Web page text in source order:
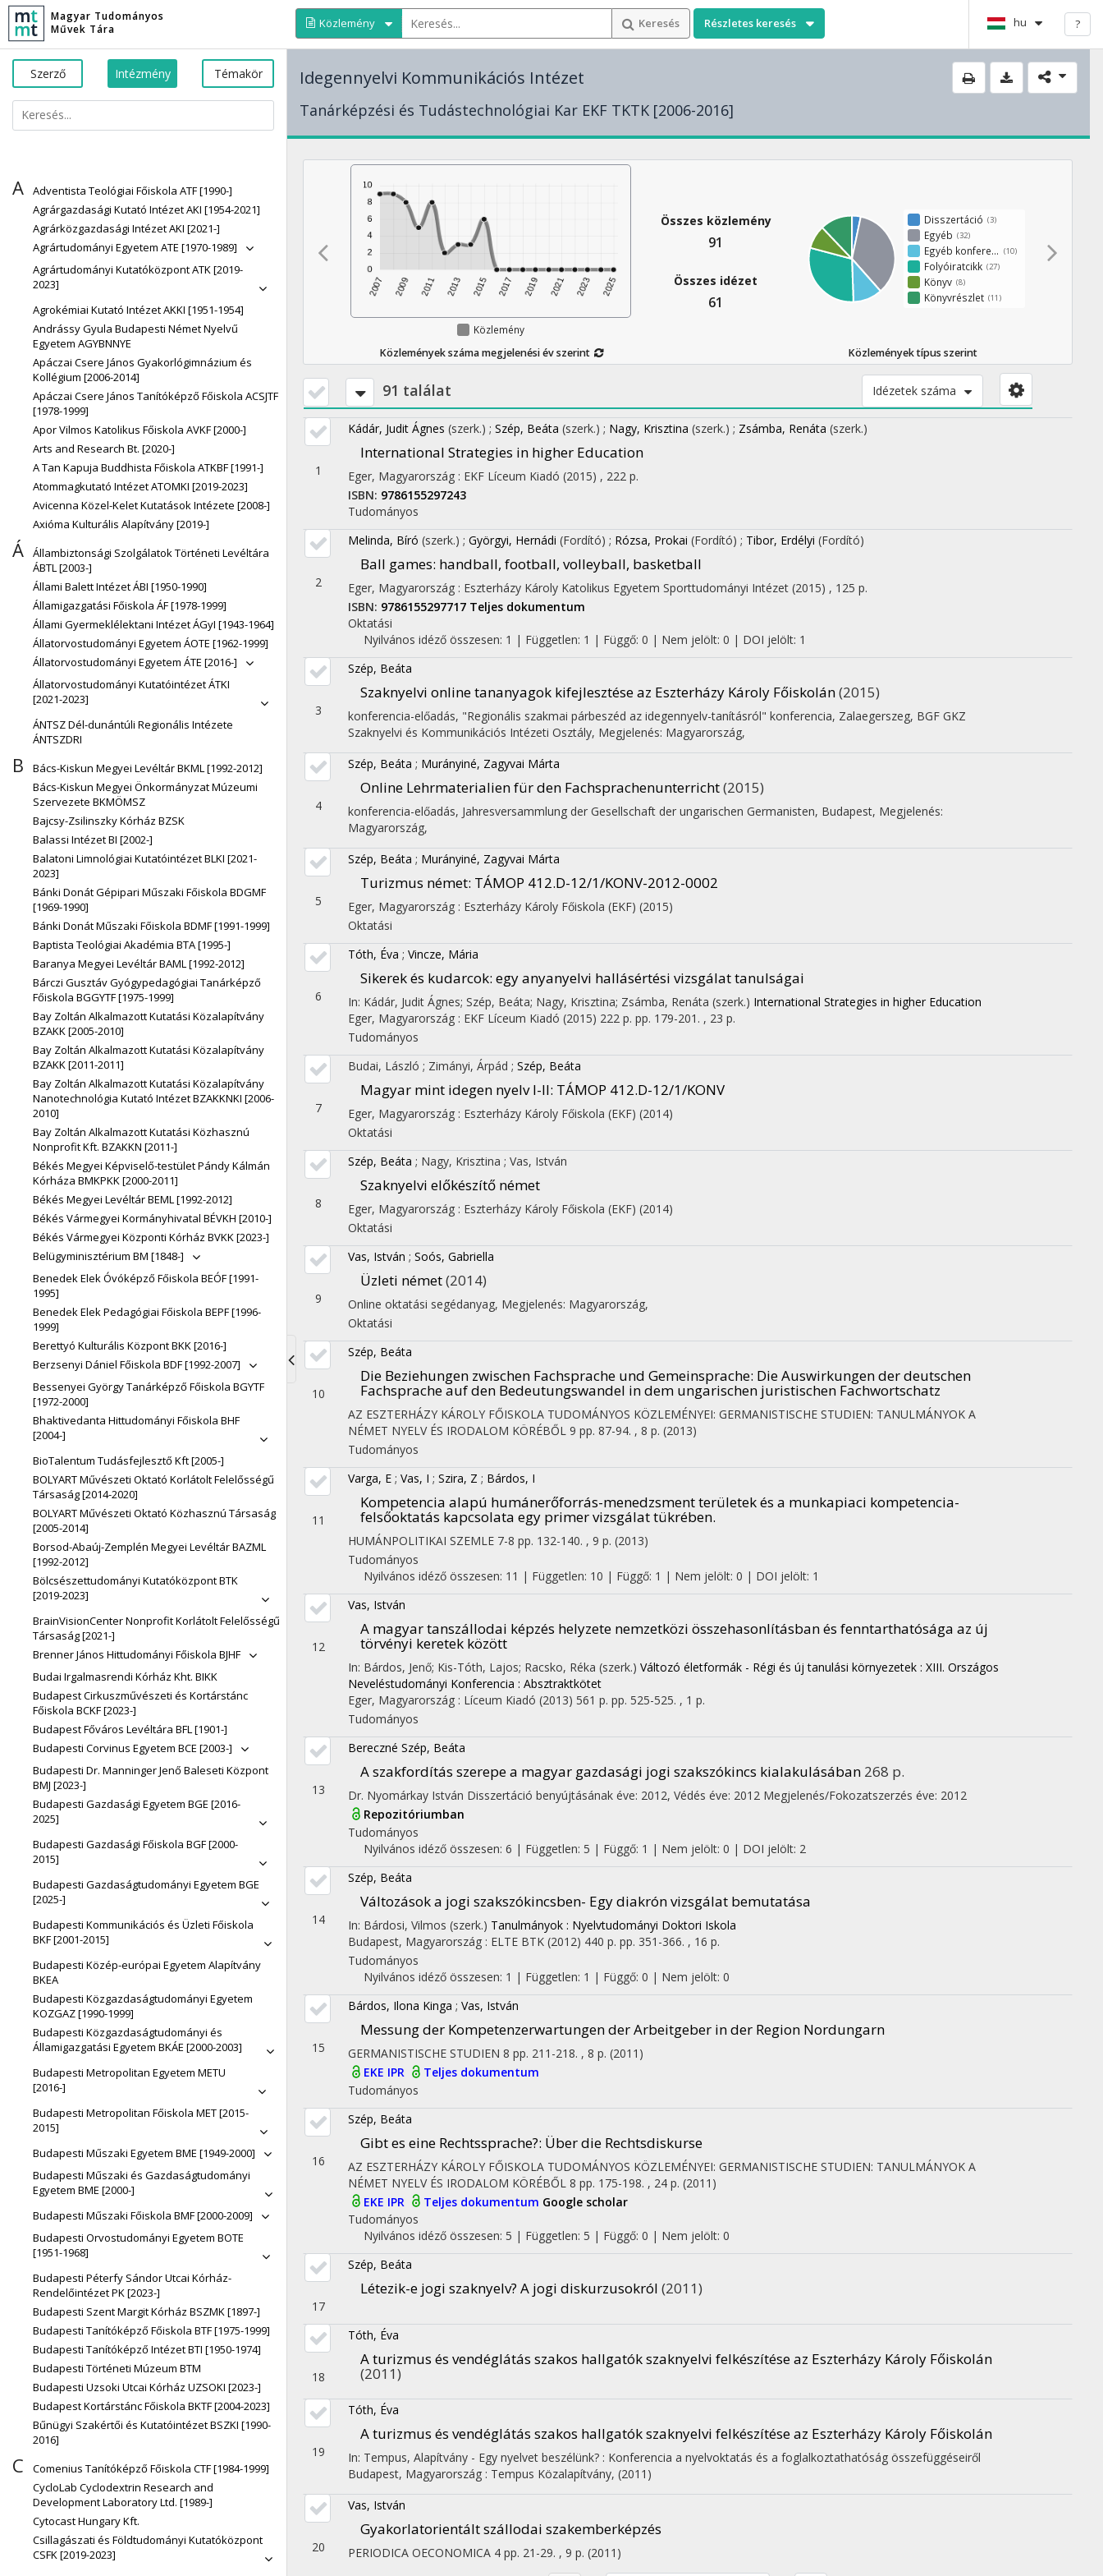
Toggle
navigation
Magyar Tudományos
Művek Tára
Közlemény Keresés Részletes keresés hu ?
Szerző Intézmény Témakör
A
Adventista Teológiai Főiskola ATF [1990-]
Agrárgazdasági Kutató Intézet AKI [1954-2021]
Agrárközgazdasági Intézet AKI [2021-]
Agrártudományi Egyetem ATE [1970-1989]
Agrártudományi Kutatóközpont ATK [2019-
2023]
Agrokémiai Kutató Intézet AKKI [1951-1954]
Andrássy Gyula Budapesti Német Nyelvű
Egyetem AGYBNNYE
Apáczai Csere János Gyakorlógimnázium és
Kollégium [2006-2014]
Apáczai Csere János Tanítóképző Főiskola ACSJTF
[1978-1999]
Apor Vilmos Katolikus Főiskola AVKF [2000-]
Arts and Research Bt. [2020-]
A Tan Kapuja Buddhista Főiskola ATKBF [1991-]
Atommagkutató Intézet ATOMKI [2019-2023]
Avicenna Közel-Kelet Kutatások Intézete [2008-]
Axióma Kulturális Alapítvány [2019-]
Á
Állambiztonsági Szolgálatok Történeti Levéltára
ÁBTL [2003-]
Állami Balett Intézet ÁBI [1950-1990]
Államigazgatási Főiskola ÁF [1978-1999]
Állami Gyermeklélektani Intézet ÁGyI [1943-1964]
Állatorvostudományi Egyetem ÁOTE [1962-1999]
Állatorvostudományi Egyetem ÁTE [2016-]
Állatorvostudományi Kutatóintézet ÁTKI
[2021-2023]
ÁNTSZ Dél-dunántúli Regionális Intézete
ÁNTSZDRI
B
Bács-Kiskun Megyei Levéltár BKML [1992-2012]
Bács-Kiskun Megyei Önkormányzat Múzeumi
Szervezete BKMÖMSZ
Bajcsy-Zsilinszky Kórház BZSK
Balassi Intézet BI [2002-]
Balatoni Limnológiai Kutatóintézet BLKI [2021-
2023]
Bánki Donát Gépipari Műszaki Főiskola BDGMF
[1969-1990]
Bánki Donát Műszaki Főiskola BDMF [1991-1999]
Baptista Teológiai Akadémia BTA [1995-]
Baranya Megyei Levéltár BAML [1992-2012]
Bárczi Gusztáv Gyógypedagógiai Tanárképző
Főiskola BGGYTF [1975-1999]
Bay Zoltán Alkalmazott Kutatási Közalapítvány
BZAKK [2005-2010]
Bay Zoltán Alkalmazott Kutatási Közalapítvány
BZAKK [2011-2011]
Bay Zoltán Alkalmazott Kutatási Közalapítvány
Nanotechnológia Kutató Intézet BZAKKNKI [2006-
2010]
Bay Zoltán Alkalmazott Kutatási Közhasznú
Nonprofit Kft. BZAKKN [2011-]
Békés Megyei Képviselő-testület Pándy Kálmán
Kórháza BMKPKK [2000-2011]
Békés Megyei Levéltár BEML [1992-2012]
Békés Vármegyei Kormányhivatal BÉVKH [2010-]
Békés Vármegyei Központi Kórház BVKK [2023-]
Belügyminisztérium BM [1848-]
Benedek Elek Óvóképző Főiskola BEÓF [1991-
1995]
Benedek Elek Pedagógiai Főiskola BEPF [1996-
1999]
Berettyó Kulturális Központ BKK [2016-]
Berzsenyi Dániel Főiskola BDF [1992-2007]
Bessenyei György Tanárképző Főiskola BGYTF
[1972-2000]
Bhaktivedanta Hittudományi Főiskola BHF
[2004-]
BioTalentum Tudásfejlesztő Kft [2005-]
BOLYART Művészeti Oktató Korlátolt Felelősségű
Társaság [2014-2020]
BOLYART Művészeti Oktató Közhasznú Társaság
[2005-2014]
Borsod-Abaúj-Zemplén Megyei Levéltár BAZML
[1992-2012]
Bölcsészettudományi Kutatóközpont BTK
[2019-2023]
BrainVisionCenter Nonprofit Korlátolt Felelősségű
Társaság [2021-]
Brenner János Hittudományi Főiskola BJHF
Budai Irgalmasrendi Kórház Kht. BIKK
Budapest Cirkuszművészeti és Kortárstánc
Főiskola BCKF [2023-]
Budapest Főváros Levéltára BFL [1901-]
Budapesti Corvinus Egyetem BCE [2003-]
Budapesti Dr. Manninger Jenő Baleseti Központ
BMJ [2023-]
Budapesti Gazdasági Egyetem BGE [2016-
2025]
Budapesti Gazdasági Főiskola BGF [2000-
2015]
Budapesti Gazdaságtudományi Egyetem BGE
[2025-]
Budapesti Kommunikációs és Üzleti Főiskola
BKF [2001-2015]
Budapesti Közép-európai Egyetem Alapítvány
BKEA
Budapesti Közgazdaságtudományi Egyetem
KOZGAZ [1990-1999]
Budapesti Közgazdaságtudományi és
Államigazgatási Egyetem BKÁE [2000-2003]
Budapesti Metropolitan Egyetem METU
[2016-]
Budapesti Metropolitan Főiskola MET [2015-
2015]
Budapesti Műszaki Egyetem BME [1949-2000]
Budapesti Műszaki és Gazdaságtudományi
Egyetem BME [2000-]
Budapesti Műszaki Főiskola BMF [2000-2009]
Budapesti Orvostudományi Egyetem BOTE
[1951-1968]
Budapesti Péterfy Sándor Utcai Kórház-
Rendelőintézet PK [2023-]
Budapesti Szent Margit Kórház BSZMK [1897-]
Budapesti Tanítóképző Főiskola BTF [1975-1999]
Budapesti Tanítóképző Intézet BTI [1950-1974]
Budapesti Történeti Múzeum BTM
Budapesti Uzsoki Utcai Kórház UZSOKI [2023-]
Budapest Kortárstánc Főiskola BKTF [2004-2023]
Bűnügyi Szakértői és Kutatóintézet BSZKI [1990-
2016]
C
Comenius Tanítóképző Főiskola CTF [1984-1999]
CycloLab Cyclodextrin Research and
Development Laboratory Ltd. [1989-]
Cytocast Hungary Kft.
Csillagászati és Földtudományi Kutatóközpont
CSFK [2019-2023]
Idegennyelvi Kommunikációs Intézet
Tanárképzési és Tudástechnológiai Kar EKF TKTK [2006-2016]
Közlemény
Közlemények száma megjelenési év szerint
Összes közlemény
91
Összes idézet
61
Disszertáció (3)
Egyéb (32)
Egyéb konferenciaközlemény (10)
Folyóiratcikk (27)
Könyv (8)
Könyvrészlet (11)
Közlemények típus szerint
91 találat Idézetek száma
1
Kádár, Judit Ágnes (szerk.) ; Szép, Beáta (szerk.) ; Nagy, Krisztina (szerk.) ; Zsámba, Renáta (szerk.)
International Strategies in higher Education
Eger, Magyarország : EKF Líceum Kiadó (2015) , 222 p.
ISBN: 9786155297243
Tudományos
2
Melinda, Bíró (szerk.) ; Györgyi, Hernádi (Fordító) ; Rózsa, Prokai (Fordító) ; Tibor, Erdélyi (Fordító)
Ball games: handball, football, volleyball, basketball
Eger, Magyarország : Eszterházy Károly Katolikus Egyetem Sporttudományi Intézet (2015) , 125 p.
ISBN: 9786155297717 Teljes dokumentum
Oktatási
Nyilvános idéző összesen: 1 | Független: 1 | Függő: 0 | Nem jelölt: 0 | DOI jelölt: 1
3
Szép, Beáta
Szaknyelvi online tananyagok kifejlesztése az Eszterházy Károly Főiskolán(2015)
konferencia-előadás, "Regionális szakmai párbeszéd az idegennyelv-tanításról" konferencia, Zalaegerszeg, BGF GKZ
Szaknyelvi és Kommunikációs Intézeti Osztály, Megjelenés: Magyarország,
4
Szép, Beáta ; Murányiné, Zagyvai Márta
Online Lehrmaterialien für den Fachsprachenunterricht(2015)
konferencia-előadás, Jahresversammlung der Gesellschaft der ungarischen Germanisten, Budapest, Megjelenés:
Magyarország,
5
Szép, Beáta ; Murányiné, Zagyvai Márta
Turizmus német: TÁMOP 412.D-12/1/KONV-2012-0002
Eger, Magyarország : Eszterházy Károly Főiskola (EKF) (2015)
Oktatási
6
Tóth, Éva ; Vincze, Mária
Sikerek és kudarcok: egy anyanyelvi hallásértési vizsgálat tanulságai
In: Kádár, Judit Ágnes; Szép, Beáta; Nagy, Krisztina; Zsámba, Renáta (szerk.) International Strategies in higher Education
Eger, Magyarország : EKF Líceum Kiadó (2015) 222 p. pp. 179-201. , 23 p.
Tudományos
7
Budai, László ; Zimányi, Árpád ; Szép, Beáta
Magyar mint idegen nyelv I-II: TÁMOP 412.D-12/1/KONV
Eger, Magyarország : Eszterházy Károly Főiskola (EKF) (2014)
Oktatási
8
Szép, Beáta ; Nagy, Krisztina ; Vas, István
Szaknyelvi előkészítő német
Eger, Magyarország : Eszterházy Károly Főiskola (EKF) (2014)
Oktatási
9
Vas, István ; Soós, Gabriella
Üzleti német(2014)
Online oktatási segédanyag, Megjelenés: Magyarország,
Oktatási
10
Szép, Beáta
Die Beziehungen zwischen Fachsprache und Gemeinsprache: Die Auswirkungen der deutschen
Fachsprache auf den Bedeutungswandel in dem ungarischen juristischen Fachwortschatz
AZ ESZTERHÁZY KÁROLY FŐISKOLA TUDOMÁNYOS KÖZLEMÉNYEI: GERMANISTISCHE STUDIEN: TANULMÁNYOK A
NÉMET NYELV ÉS IRODALOM KÖRÉBŐL 9 pp. 87-94. , 8 p. (2013)
Tudományos
11
Varga, E ; Vas, I ; Szira, Z ; Bárdos, I
Kompetencia alapú humánerőforrás-menedzsment területek és a munkapiaci kompetencia-
felsőoktatás kapcsolata egy primer vizsgálat tükrében.
HUMÁNPOLITIKAI SZEMLE 7-8 pp. 132-140. , 9 p. (2013)
Tudományos
Nyilvános idéző összesen: 11 | Független: 10 | Függő: 1 | Nem jelölt: 0 | DOI jelölt: 1
12
Vas, István
A magyar tanszállodai képzés helyzete nemzetközi összehasonlításban és fenntarthatósága az új
törvényi keretek között
In: Bárdos, Jenő; Kis-Tóth, Lajos; Racsko, Réka (szerk.) Változó életformák - Régi és új tanulási környezetek : XIII. Országos
Neveléstudományi Konferencia : Absztraktkötet
Eger, Magyarország : Líceum Kiadó (2013) 561 p. pp. 525-525. , 1 p.
Tudományos
13
Bereczné Szép, Beáta
A szakfordítás szerepe a magyar gazdasági jogi szakszókincs kialakulásában 268 p.
Dr. Nyomárkay István Disszertáció benyújtásának éve: 2012, Védés éve: 2012 Megjelenés/Fokozatszerzés éve: 2012
Repozitóriumban
Tudományos
Nyilvános idéző összesen: 6 | Független: 5 | Függő: 1 | Nem jelölt: 0 | DOI jelölt: 2
14
Szép, Beáta
Változások a jogi szakszókincsben- Egy diakrón vizsgálat bemutatása
In: Bárdosi, Vilmos (szerk.) Tanulmányok : Nyelvtudományi Doktori Iskola
Budapest, Magyarország : ELTE BTK (2012) 440 p. pp. 351-366. , 16 p.
Tudományos
Nyilvános idéző összesen: 1 | Független: 1 | Függő: 0 | Nem jelölt: 0
15
Bárdos, Ilona Kinga ; Vas, István
Messung der Kompetenzerwartungen der Arbeitgeber in der Region Nordungarn
GERMANISTISCHE STUDIEN 8 pp. 211-218. , 8 p. (2011)
EKE IPR
Teljes dokumentum
Tudományos
16
Szép, Beáta
Gibt es eine Rechtssprache?: Über die Rechtsdiskurse
AZ ESZTERHÁZY KÁROLY FŐISKOLA TUDOMÁNYOS KÖZLEMÉNYEI: GERMANISTISCHE STUDIEN: TANULMÁNYOK A
NÉMET NYELV ÉS IRODALOM KÖRÉBŐL 8 pp. 175-198. , 24 p. (2011)
EKE IPR
Teljes dokumentum Google scholar
Tudományos
Nyilvános idéző összesen: 5 | Független: 5 | Függő: 0 | Nem jelölt: 0
17
Szép, Beáta
Létezik-e jogi szaknyelv? A jogi diskurzusokról (2011)
18
Tóth, Éva
A turizmus és vendéglátás szakos hallgatók szaknyelvi felkészítése az Eszterházy Károly Főiskolán
(2011)
19
Tóth, Éva
A turizmus és vendéglátás szakos hallgatók szaknyelvi felkészítése az Eszterházy Károly Főiskolán
In: Tempus, Alapítvány - Egy nyelvet beszélünk? : Konferencia a nyelvoktatás és a foglalkoztathatóság összefüggéseiről
Budapest, Magyarország : Tempus Közalapítvány, (2011)
20
Vas, István
Gyakorlatorientált szállodai szakemberképzés
PERIODICA OECONOMICA 4 pp. 21-29. , 9 p. (2011)